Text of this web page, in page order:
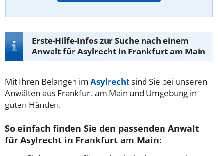
Erste-Hilfe-Infos zur Suche nach einem
Anwalt für Asylrecht in Frankfurt am Main
Mit Ihren Belangen im Asylrechtsind Sie bei unseren
Anwälten aus Frankfurt am Main und Umgebung in
guten Händen.
So einfach finden Sie den passenden Anwalt
für Asylrecht in Frankfurt am Main: